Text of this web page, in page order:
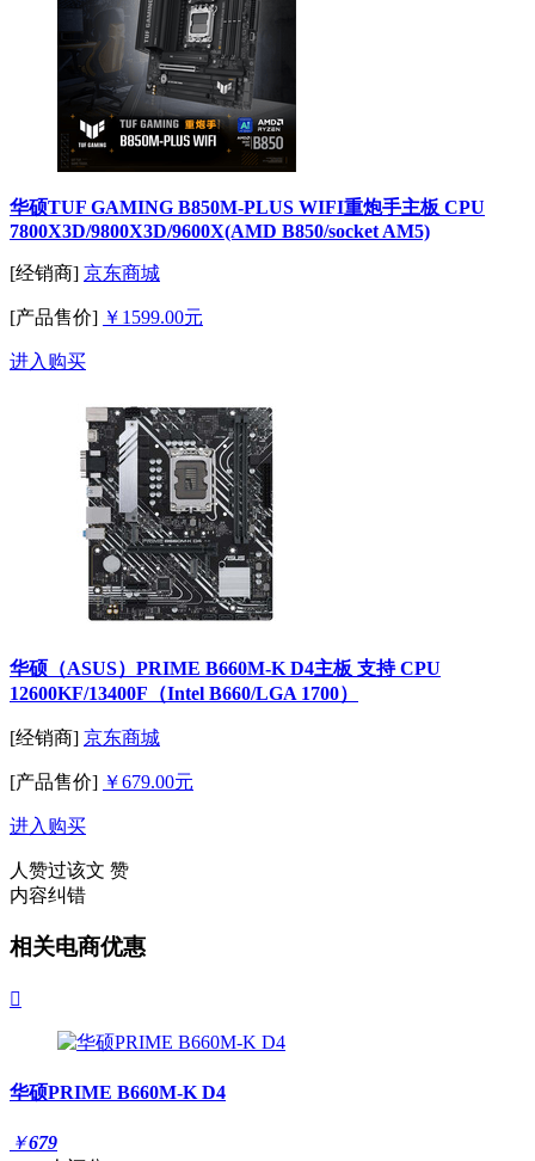
华硕TUF GAMING B850M-PLUS WIFI重炮手主板 CPU
7800X3D/9800X3D/9600X(AMD B850/socket AM5)
[经销商] 京东商城
[产品售价] ￥1599.00元
进入购买
华硕（ASUS）PRIME B660M-K D4主板 支持 CPU
12600KF/13400F（Intel B660/LGA 1700）
[经销商] 京东商城
[产品售价] ￥679.00元
进入购买
人赞过该文 赞
内容纠错
相关电商优惠

华硕PRIME B660M-K D4
￥679